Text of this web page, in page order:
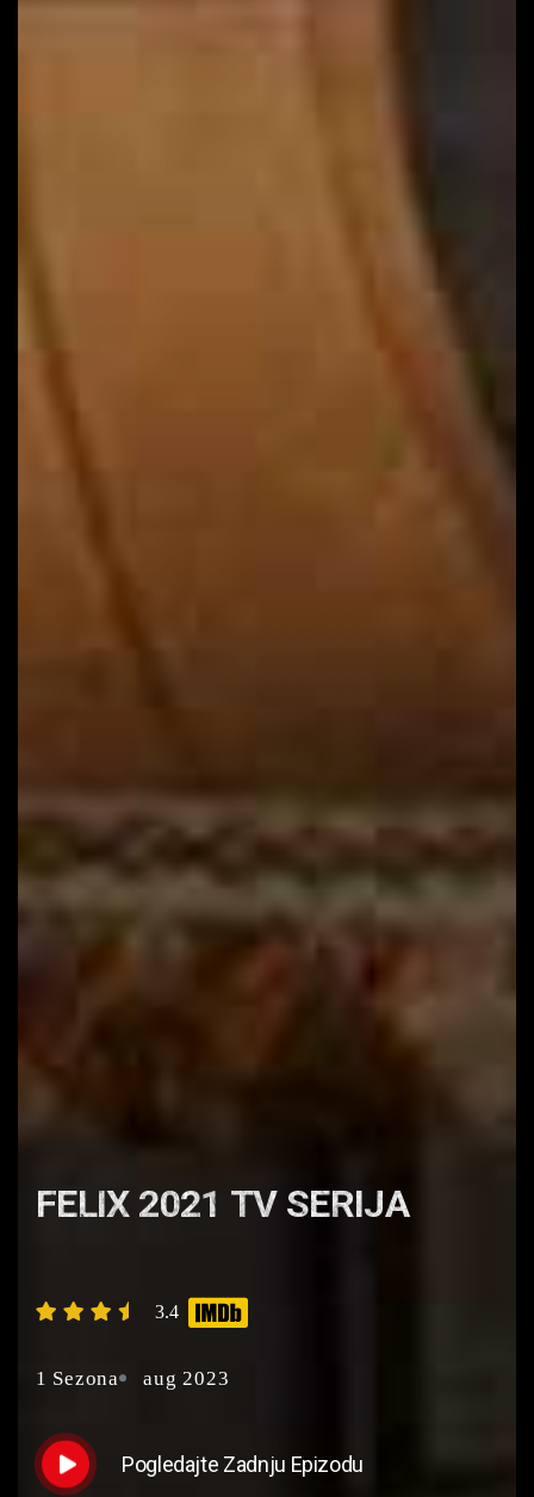
FELIX 2021 TV SERIJA
3.4
1 Sezona aug 2023
Pogledajte Zadnju Epizodu